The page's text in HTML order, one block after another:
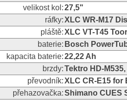
velikost kol:27,5"
ráfky:XLC WR-M17
pláště:XLC VT-T45
baterie: Bosch
kapacita baterie:22,22 Ah
brzdy:Tektro HD-
převodník:XLC CR-E15 for
přehazovačka:Shimano CUES